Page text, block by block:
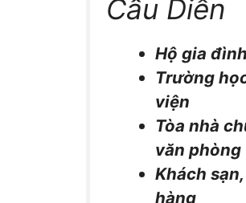
Cầu Diễn
Hộ gia đình
Trường
viện
Tòa nhà
văn phòng
Khách
hàng